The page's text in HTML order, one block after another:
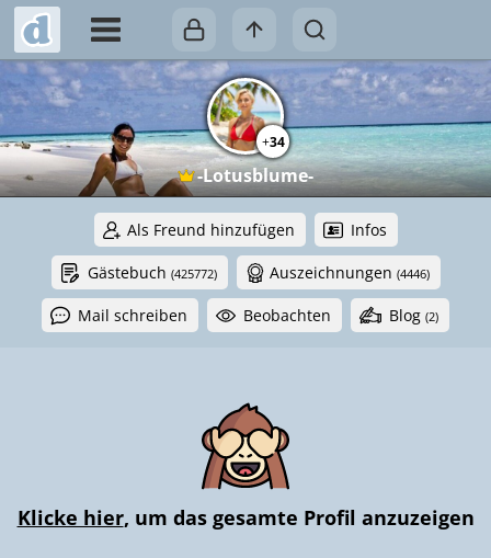
+34
-Lotusblume-
Als Freund hinzufügen Infos
Gästebuch (425772) Auszeichnungen (4446)
Mail schreiben Beobachten Blog (2)
Klicke hier, um das gesamte Profil anzuzeigen